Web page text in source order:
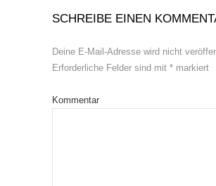
SCHREIBE EINEN
Deine E-Mail-Adresse wird nicht
Erforderliche Felder sind mit * markiert
Kommentar